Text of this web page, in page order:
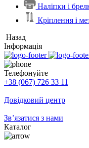
Наліпки і
Кріплення і
Назад
Інформація
Телефонуйте
+38 (067) 726 33 11
Довідковий центр
Зв’язатися з нами
Каталог